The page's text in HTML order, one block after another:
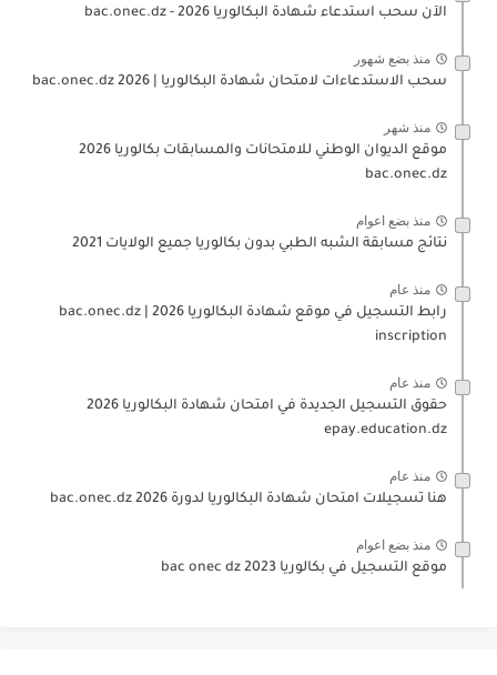
الآن سحب استدعاء شهادة البكالوريا bac.onec.dz - 2026
منذ بضع شهور
سحب الاستدعاءات لامتحان شهادة البكالوريا | 2026 bac.onec.dz
منذ شهر
موقع الديوان الوطني للامتحانات والمسابقات بكالوريا 2026
bac.onec.dz
منذ بضع اعوام
نتائج مسابقة الشبه الطبي بدون بكالوريا جميع الولايات 2021
منذ عام
رابط التسجيل في موقع شهادة البكالوريا 2026 | bac.onec.dz
inscription
منذ عام
حقوق التسجيل الجديدة في امتحان شهادة البكالوريا 2026
epay.education.dz
منذ عام
هنا تسجيلات امتحان شهادة البكالوريا لدورة 2026 bac.onec.dz
منذ بضع اعوام
موقع التسجيل في بكالوريا 2023 bac onec dz